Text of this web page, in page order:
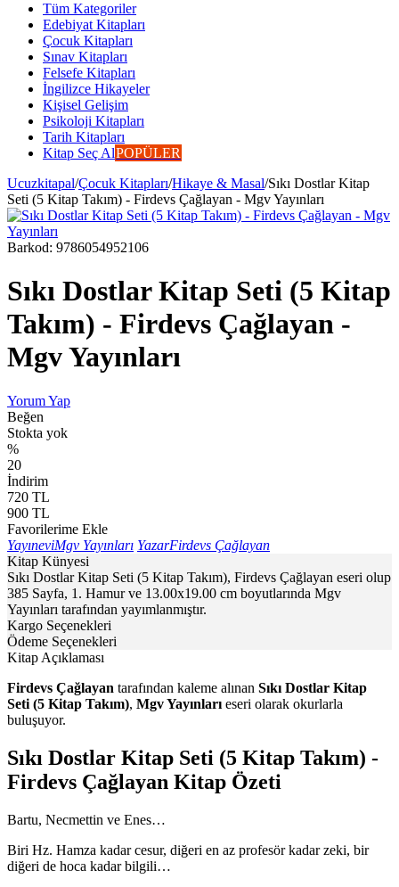
Tüm Kategoriler
Edebiyat Kitapları
Çocuk Kitapları
Sınav Kitapları
Felsefe Kitapları
İngilizce Hikayeler
Kişisel Gelişim
Psikoloji Kitapları
Tarih Kitapları
Kitap Seç AlPOPÜLER
Ucuzkitapal/Çocuk Kitapları/Hikaye & Masal/Sıkı Dostlar Kitap
Seti (5 Kitap Takım) - Firdevs Çağlayan - Mgv Yayınları
Barkod: 9786054952106
Sıkı Dostlar Kitap Seti (5 Kitap
Takım) - Firdevs Çağlayan -
Mgv Yayınları
Yorum Yap
Beğen
Stokta yok
%
20
İndirim
720 TL
900 TL
Favorilerime Ekle
YayıneviMgv Yayınları YazarFirdevs Çağlayan
Kitap Künyesi
Sıkı Dostlar Kitap Seti (5 Kitap Takım), Firdevs Çağlayan eseri olup
385 Sayfa, 1. Hamur ve 13.00x19.00 cm boyutlarında Mgv
Yayınları tarafından yayımlanmıştır.
Kargo Seçenekleri
Ödeme Seçenekleri
Kitap Açıklaması
Firdevs Çağlayan tarafından kaleme alınan Sıkı Dostlar Kitap
Seti (5 Kitap Takım), Mgv Yayınları eseri olarak okurlarla
buluşuyor.
Sıkı Dostlar Kitap Seti (5 Kitap Takım) -
Firdevs Çağlayan Kitap Özeti
Bartu, Necmettin ve Enes…
Biri Hz. Hamza kadar cesur, diğeri en az profesör kadar zeki, bir
diğeri de hoca kadar bilgili…